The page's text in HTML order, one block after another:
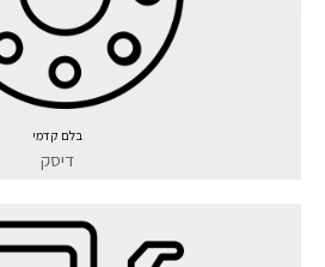
בלם קדמי
דיסק